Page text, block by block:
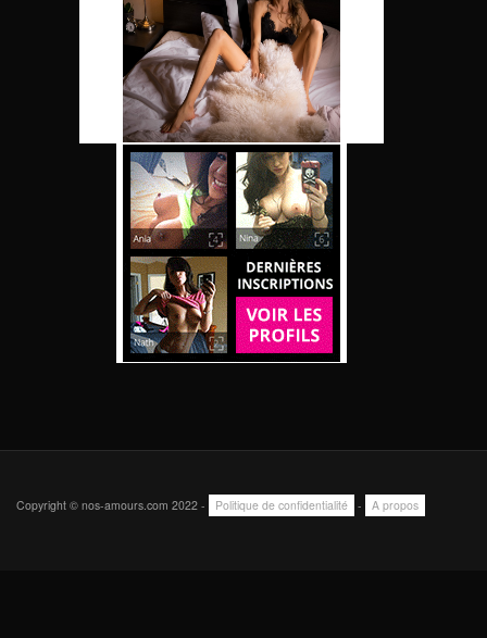
Copyright © nos-amours.com 2022 - Politique de confidentialité - A propos